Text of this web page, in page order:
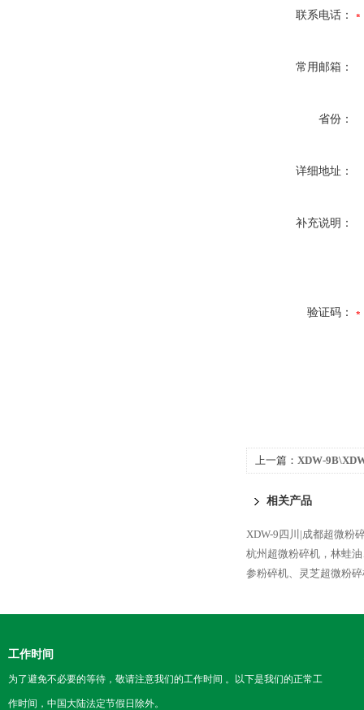
联系电话：
常用邮箱：
省份：
详细地址：
补充说明：
验证码：
上一篇： XDW-
相关产品
XDW-9四川|成都超微粉
杭州超微粉碎机，林蛙
参粉碎机、灵芝超微粉
工作时间
为了避免不必要的等待，敬请注意我们的工作时间 。以下是我们的正常工
作时间，中国大陆法定节假日除外。